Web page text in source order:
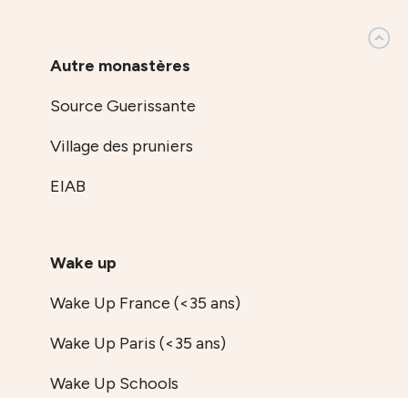
Autre monastères
Source Guerissante
Village des pruniers
EIAB
Wake up
Wake Up France (<35 ans)
Wake Up Paris (<35 ans)
Wake Up Schools